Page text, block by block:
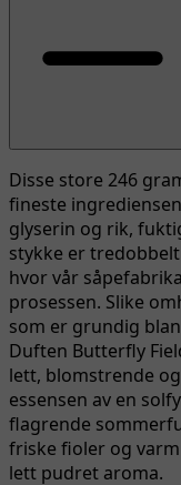
Disse store 246
fineste
glyserin og rik,
stykke er
hvor vår
prosessen. Slike
som er grundig
Duften Butterfly
lett, blomstrende
essensen av en
flagrende
friske fioler og
lett pudret aroma.